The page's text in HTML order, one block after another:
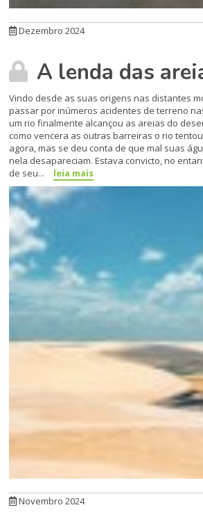
Dezembro 2024
A lenda das
Vindo desde as suas origens nas distantes
passar por inúmeros acidentes de terreno
um rio finalmente alcançou as areias do
como vencera as outras barreiras o rio
agora, mas se deu conta de que mal suas
nela desapareciam. Estava convicto, no
de seu...
leia mais
Novembro 2024